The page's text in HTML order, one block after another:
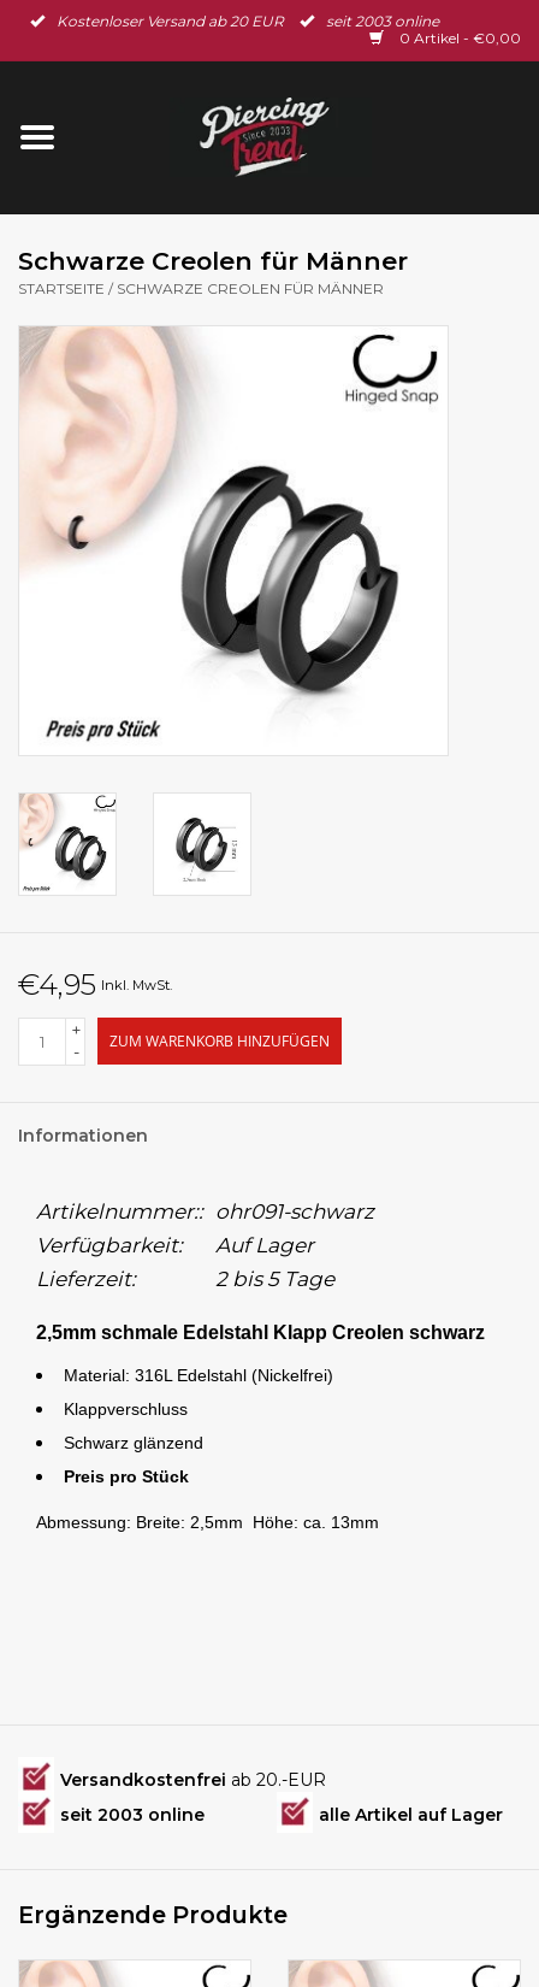
Kostenloser Versand ab 20 EUR
seit 2003 online
0 Artikel - €0,00
Startseite
Ohrschmuck
Gutscheine
% Sale %
Schwarze Creolen für Männer
STARTSEITE / SCHWARZE CREOLEN FÜR MÄNNER
€4,95 Inkl. MwSt.
+
-
ZUM WARENKORB HINZUFÜGEN
Informationen
Artikelnummer:: ohr091-schwarz
Verfügbarkeit:
Auf Lager
Lieferzeit:
2 bis 5 Tage
2,5mm schmale Edelstahl Klapp Creolen schwarz
Material: 316L Edelstahl (Nickelfrei)
Klappverschluss
Schwarz glänzend
Preis pro Stück
Abmessung: Breite: 2,5mm Höhe: ca. 13mm
Versandkostenfrei ab 20.-EUR
seit 2003 online
alle Artikel auf Lager
Ergänzende Produkte